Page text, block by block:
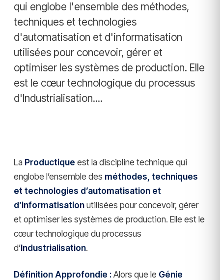
qui englobe l'ensemble des méthodes,
techniques et technologies
d'automatisation et d'informatisation
utilisées pour concevoir, gérer et
optimiser les systèmes de production. Elle
est le cœur technologique du processus
d'Industrialisation....
La Productique est la discipline technique qui
englobe l’ensemble des méthodes, techniques
et technologies d’automatisation et
d’informatisationutilisées pour concevoir, gérer
et optimiser les systèmes de production. Elle est le
cœur technologique du processus
d’Industrialisation.
Définition Approfondie :Alors que le Génie